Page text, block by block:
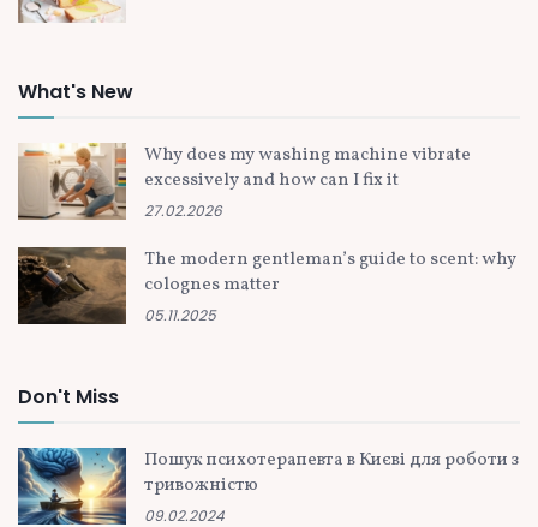
What's New
Why does my washing machine vibrate
excessively and how can I fix it
27.02.2026
The modern gentleman’s guide to scent: why
colognes matter
05.11.2025
Don't Miss
Пошук психотерапевта в Києві для роботи з
тривожністю
09.02.2024